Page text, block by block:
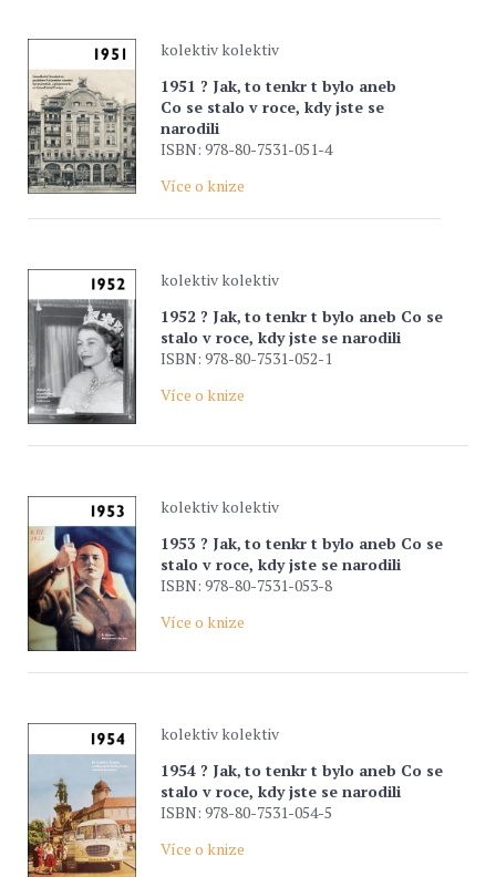
kolektiv kolektiv
1951 ? Jak‚ to tenkr t bylo aneb
Co se stalo v roce, kdy jste se
narodili
ISBN: 978-80-7531-051-4
Více o knize
kolektiv kolektiv
1952 ? Jak‚ to tenkr t bylo aneb Co se
stalo v roce, kdy jste se narodili
ISBN: 978-80-7531-052-1
Více o knize
kolektiv kolektiv
1953 ? Jak‚ to tenkr t bylo aneb Co se
stalo v roce, kdy jste se narodili
ISBN: 978-80-7531-053-8
Více o knize
kolektiv kolektiv
1954 ? Jak‚ to tenkr t bylo aneb Co se
stalo v roce, kdy jste se narodili
ISBN: 978-80-7531-054-5
Více o knize